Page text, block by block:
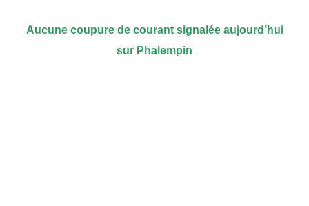
Aucune coupure de courant signalée aujourd’hui
sur Phalempin